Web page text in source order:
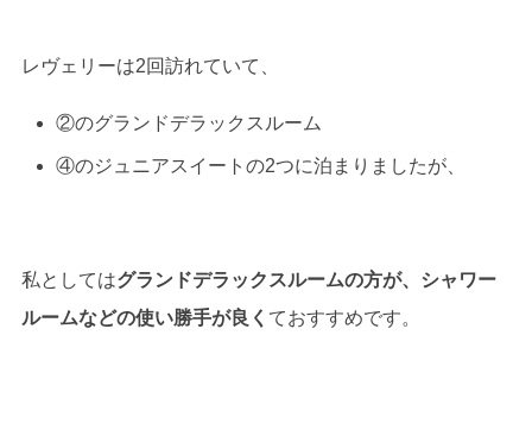
レヴェリーは2回訪れていて、
②のグランドデラックスルーム
④のジュニアスイートの2つに泊まりましたが、
私としてはグランドデラックスルームの方が、シャワー
ルームなどの使い勝手が良く ておすすめです。